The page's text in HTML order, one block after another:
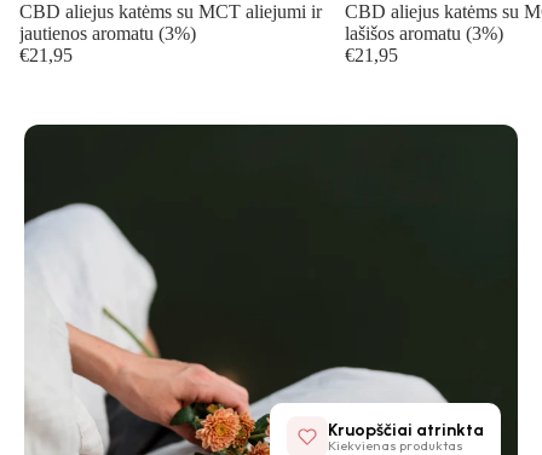
CBD aliejus katėms su MCT aliejumi ir
jautienos aromatu (3%)
€21,95
CBD aliejus katėms su
lašišos aromatu (3%)
€21,95
Kruopščiai atrinkta
Kiekvienas produktas